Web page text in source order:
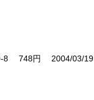
8 748円 2004/03/19